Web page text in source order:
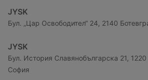
JYSK
Бул. „Цар Освободител“ 24, 2140
JYSK
Бул. История Славянобългарска 21, 1220
София